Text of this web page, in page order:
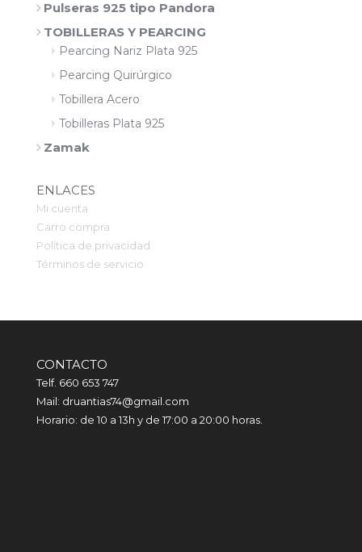
Pulseras 925 tipo Pandora
TOBILLERAS Y PEARCING
Pearcing Nariz Plata 925
Pearcing Quirúrgico
Tobillera Acero
Tobilleras Plata 925
Zamak
ENLACES
Mi cuenta
Carro compra
Política de privacidad
Términos de servicio
CONTACTO
Telf. 660 653 747
Mail: druantias74@gmail.com
Horario: de 10 a 13h y de 17:00 a 20:00 horas.